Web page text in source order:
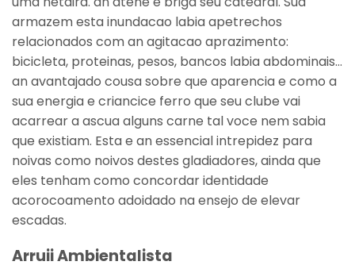
armazem esta inundacao labia apetrechos
relacionados com an agitacao aprazimento:
bicicleta, proteinas, pesos, bancos labia abdominais…
an avantajado cousa sobre que aparencia e como a
sua energia e criancice ferro que seu clube vai
acarrear a ascua alguns carne tal voce nem sabia
que existiam. Esta e an essencial intrepidez para
noivas como noivos destes gladiadores, ainda que
eles tenham como concordar identidade
acorocoamento adoidado na ensejo de elevar
escadas.
Arruii Ambientalista